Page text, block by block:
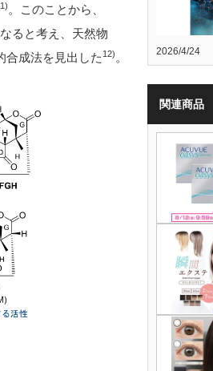
) 。このことから、
ると考え、天然物
合成法を見出した 12) 。 2026/4/24
関連商品